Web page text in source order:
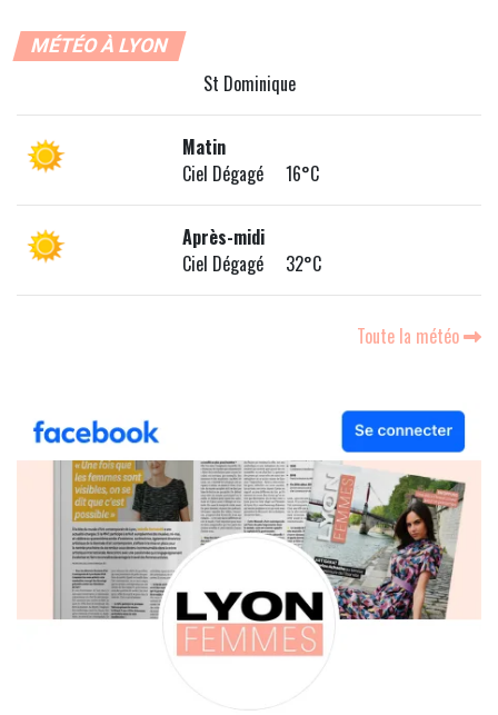
MÉTÉO À LYON
St Dominique
Matin
Ciel Dégagé 16°C
Après-midi
Ciel Dégagé 32°C
Toute la météo